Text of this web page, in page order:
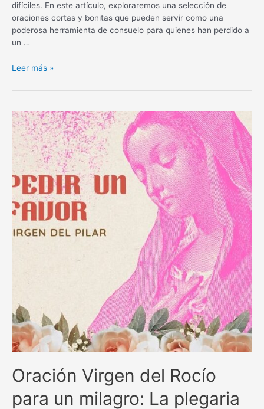
difíciles. En este artículo, exploraremos una selección de
oraciones cortas y bonitas que pueden servir como una
poderosa herramienta de consuelo para quienes han perdido a
un …
Oraciones
difuntos:
y
bonitas,
consuelo
en
momentos
difíciles
Leer más »
Oración Virgen del Rocío
para un milagro: La plegaria